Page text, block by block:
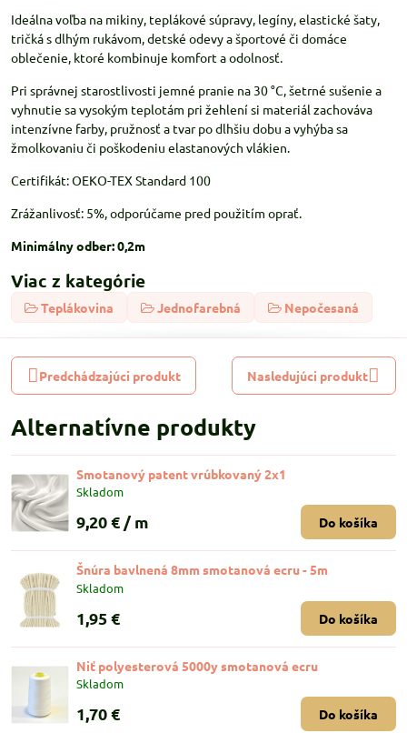
Ideálna voľba na mikiny, teplákové súpravy, legíny, elastické šaty,
tričká s dlhým rukávom, detské odevy a športové či domáce
oblečenie, ktoré kombinuje komfort a odolnosť.
Pri správnej starostlivosti jemné pranie na 30 °C, šetrné sušenie a
vyhnutie sa vysokým teplotám pri žehlení si materiál zachováva
intenzívne farby, pružnosť a tvar po dlhšiu dobu a vyhýba sa
žmolkovaniu či poškodeniu elastanových vlákien.
Certifikát: OEKO-TEX Standard 100
Zrážanlivosť: 5%, odporúčame pred použitím oprať.
Minimálny odber: 0,2m
Viac z kategórie
Teplákovina Jednofarebná Nepočesaná
Predchádzajúci produkt Nasledujúci produkt
Alternatívne produkty
Smotanový patent vrúbkovaný 2x1
Skladom
9,20 € / m Do košíka
Šnúra bavlnená 8mm smotanová ecru - 5m
Skladom
1,95 € Do košíka
Niť polyesterová 5000y smotanová ecru
Skladom
1,70 € Do košíka